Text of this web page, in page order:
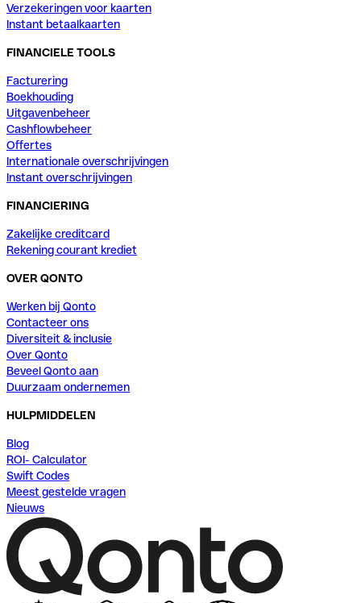
Verzekeringen voor kaarten
Instant betaalkaarten
FINANCIELE TOOLS
Facturering
Boekhouding
Uitgavenbeheer
Cashflowbeheer
Offertes
Internationale overschrijvingen
Instant overschrijvingen
FINANCIERING
Zakelijke creditcard
Rekening courant krediet
OVER QONTO
Werken bij Qonto
Contacteer ons
Diversiteit & inclusie
Over Qonto
Beveel Qonto aan
Duurzaam ondernemen
HULPMIDDELEN
Blog
ROI- Calculator
Swift Codes
Meest gestelde vragen
Nieuws